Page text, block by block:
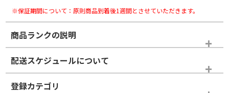
※保証期間について：原則商品到着後1週間とさせていただきます。
商品ランクの説明
※商品ランクは出品者の主観により判断しておりますので、あら
かじめご了承ください。
ホイールランク
配送スケジュールについて
登録カテゴリ